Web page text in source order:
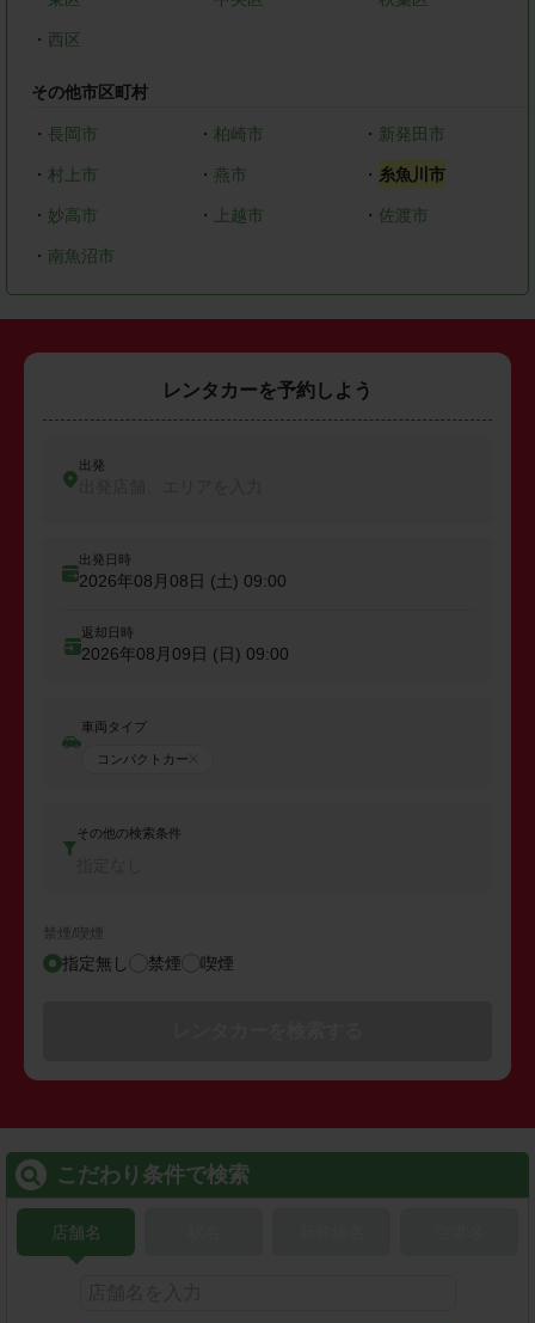
・ 西区
その他市区町村
・ 長岡市 ・ 柏崎市 ・ 新発田市
・ 村上市 ・ 燕市 ・ 糸魚川市
・ 妙高市 ・ 上越市 ・ 佐渡市
・ 南魚沼市
レンタカーを予約しよう
出発
出発日時
2026年08月08日 (土) 09:00
返却日時
2026年08月09日 (日) 09:00
車両タイプ
コンパクトカー
その他の検索条件
禁煙/喫煙
指定無し 禁煙 喫煙
こだわり条件で検索
店舗名